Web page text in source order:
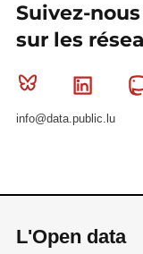
Suivez-nous
sur les
Bluesky
info@data.public.lu
L'Open data